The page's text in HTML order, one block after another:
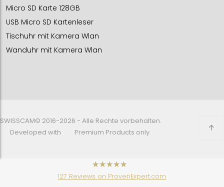
Micro SD Karte 128GB
USB Micro SD Kartenleser
Tischuhr mit Kamera Wlan
Wanduhr mit Kamera Wlan
SWISSCAM© 2016-2026 - Alle Rechte vorbehalten.
Developed with
Premium Products only.
has 4.48
out of5
127 Reviews on ProvenExpert.com